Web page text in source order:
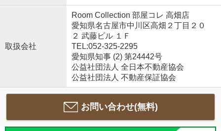
取扱会社
Room Collection 部屋コレ 高畑店
愛知県名古屋市中川区高畑２丁目２０
２ 武藤ビル １Ｆ
TEL:052-325-2295
愛知県知事 (2) 第24442号
公益社団法人 全日本不動産協会
公益社団法人 不動産保証協会
お問い合わせ(無料)